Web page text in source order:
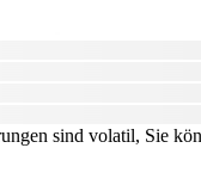
sind volatil, Sie